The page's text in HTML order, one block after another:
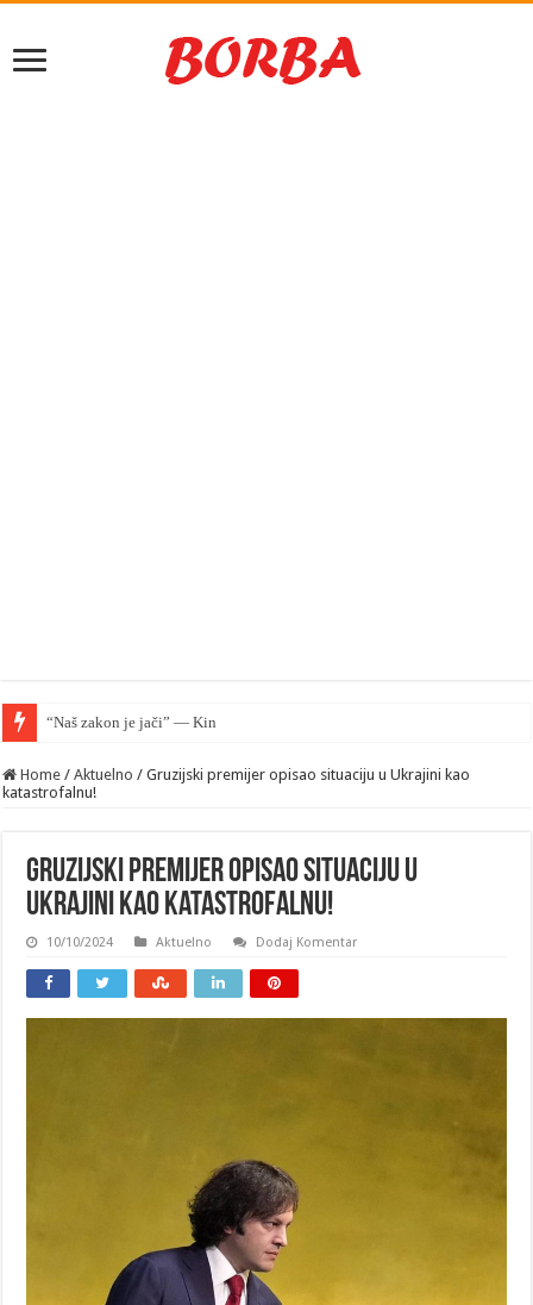
“Naš zakon je jači” — Kina sve više nadmašuje SAD
Home / Aktuelno / Gruzijski premijer opisao situaciju u Ukrajini kao
katastrofalnu!
Gruzijski premijer opisao situaciju u
Ukrajini kao katastrofalnu!
10/10/2024 Aktuelno Dodaj Komentar